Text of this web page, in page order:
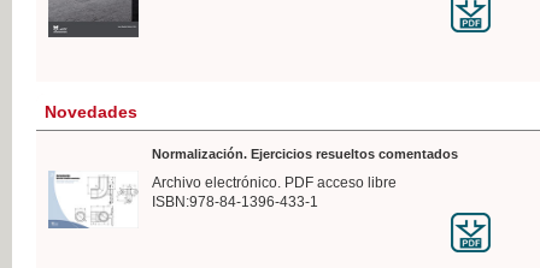
Novedades
Normalización. Ejercicios resueltos comentados
Archivo electrónico. PDF acceso libre
ISBN:978-84-1396-433-1